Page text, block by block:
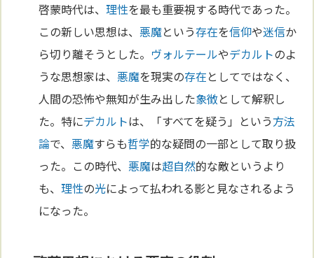
啓蒙時代は、理性を最も重要視する時代であった。
この新しい思想は、悪魔という存在を信仰や迷信か
ら切り離そうとした。 ヴォルテールやデカルトのよ
うな思想家は、悪魔を現実の存在としてではなく、
人間の恐怖や無知が生み出した象徴として解釈し
た。特にデカルトは、「すべてを疑う」という方法
論で、悪魔すらも哲学的な疑問の一部として取り扱
った。この時代、悪魔は超自然的な敵というより
も、理性の光によって払われる影と見なされるよう
になった。